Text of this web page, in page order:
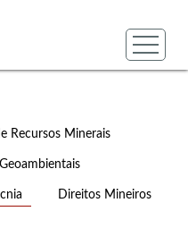
Recursos Minerais
Direitos Mineiros